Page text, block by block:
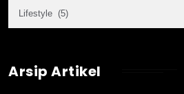
Arsip Artikel